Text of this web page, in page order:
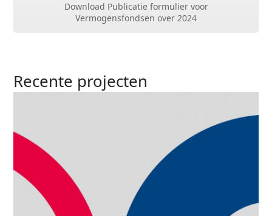
Download Publicatie formulier voor
Vermogensfondsen over 2024
Recente projecten